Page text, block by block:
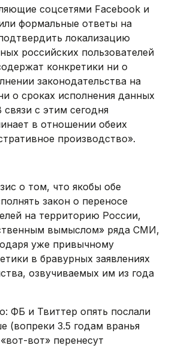
соцсетями Facebook и
формальные ответы на
локализацию
российских пользователей
конкретики ни о
законодательства на
о сроках исполнения данных
с этим сегодня
в отношении обеих
производство».
о том, что якобы обе
закон о переносе
на территорию России,
вымыслом» ряда СМИ,
уже привычному
в бравурных заявлениях
озвучиваемых им из года
ФБ и Твиттер опять послали
(вопреки 3.5 годам вранья
вот» перенесут